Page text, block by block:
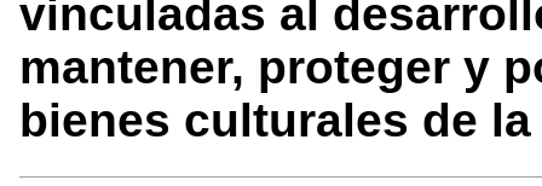
vinculadas al
mantener, proteger y
bienes culturales de la